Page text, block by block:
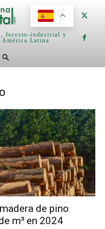
foresto-industrial y
Latina
de pino
m³ en 2024